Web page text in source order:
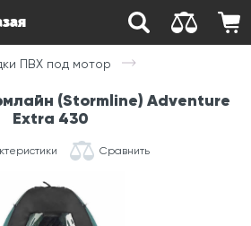
ПВХ под мотор
(Stormline) Adventure
Extra 430
Сравнить